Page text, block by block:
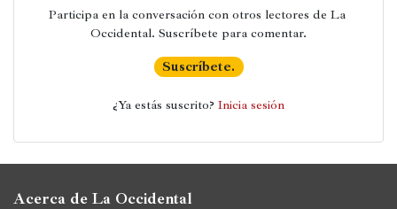
Participa en la conversación con otros lectores de La
Occidental. Suscríbete para comentar.
Suscríbete.
¿Ya estás suscrito? Inicia sesión
Acerca de La Occidental